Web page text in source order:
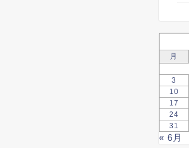
月
3
10
17
24
31
« 6月